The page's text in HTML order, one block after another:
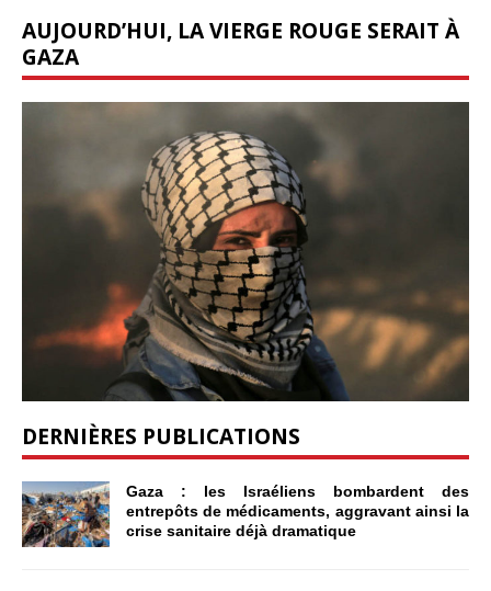
AUJOURD’HUI, LA VIERGE ROUGE SERAIT À
GAZA
DERNIÈRES PUBLICATIONS
Gaza : les Israéliens bombardent des
entrepôts de médicaments, aggravant ainsi la
crise sanitaire déjà dramatique